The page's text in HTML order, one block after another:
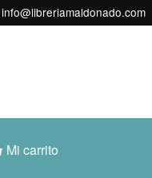
info@libreriamaldonado.com
Mi carrito